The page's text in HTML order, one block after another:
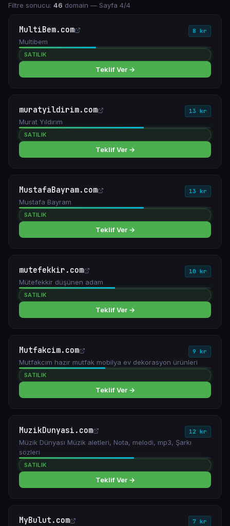
Filtre sonucu: 46 domain — Sayfa 4/4
MultiBem.com 8 kr
Multibem
SATILIK
Teklif Ver →
muratyildirim.com 13 kr
Murat Yıldırım
SATILIK
Teklif Ver →
MustafaBayram.com 13 kr
Mustafa Bayram
SATILIK
Teklif Ver →
mutefekkir.com 10 kr
Mütefekkir düşünen adam
SATILIK
Teklif Ver →
Mutfakcim.com 9 kr
Mutfakcım hazır mutfak mobilya ev dekorasyon ürünleri
SATILIK
Teklif Ver →
MuzikDunyasi.com 12 kr
Müzik Dünyası Müzik aletleri, Nota, melodi, mp3, Şarkı
sözleri
SATILIK
Teklif Ver →
MyBulut.com 7 kr